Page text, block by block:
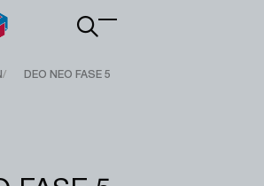
Main
DEO NEO FASE 5